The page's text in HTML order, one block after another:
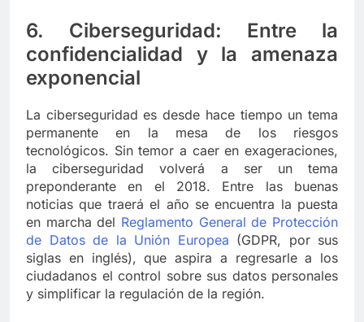
6. Ciberseguridad: Entre la
confidencialidad y la amenaza
exponencial
La ciberseguridad es desde hace tiempo un tema
permanente en la mesa de los riesgos
tecnológicos. Sin temor a caer en exageraciones,
la ciberseguridad volverá a ser un tema
preponderante en el 2018. Entre las buenas
noticias que traerá el año se encuentra la puesta
en marcha del Reglamento General de Protección
de Datos de la Unión Europea (GDPR, por sus
siglas en inglés), que aspira a regresarle a los
ciudadanos el control sobre sus datos personales
y simplificar la regulación de la región.